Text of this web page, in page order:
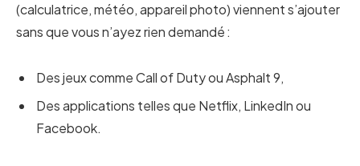
(calculatrice, météo, appareil photo) viennent s’ajouter
sans que vous n’ayez rien demandé :
Des jeux comme Call of Duty ou Asphalt 9,
Des applications telles que Netflix, LinkedIn ou
Facebook.